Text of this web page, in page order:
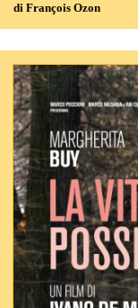
di François Ozon